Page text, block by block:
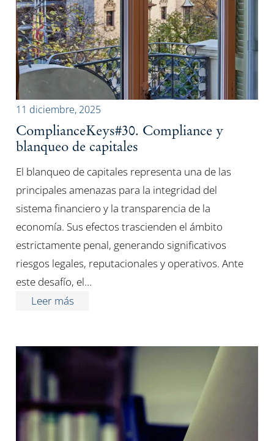
11 diciembre, 2025
ComplianceKeys#30. Compliance y
blanqueo de capitales
El blanqueo de capitales representa una de las
principales amenazas para la integridad del
sistema financiero y la transparencia de la
economía. Sus efectos trascienden el ámbito
estrictamente penal, generando significativos
riesgos legales, reputacionales y operativos. Ante
este desafío, el…
Leer más